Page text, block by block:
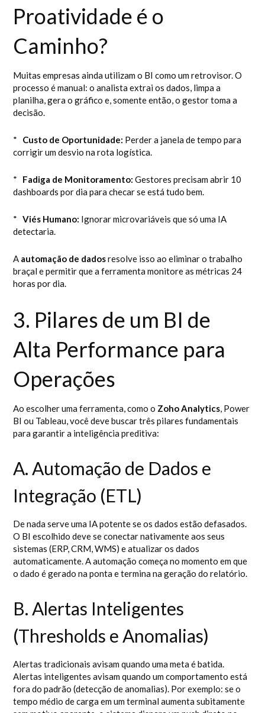
Proatividade é o
Caminho?
Muitas empresas ainda utilizam o BI como um retrovisor. O
processo é manual: o analista extrai os dados, limpa a
planilha, gera o gráfico e, somente então, o gestor toma a
decisão.
* Custo de Oportunidade: Perder a janela de tempo para
corrigir um desvio na rota logística.
* Fadiga de Monitoramento: Gestores precisam abrir 10
dashboards por dia para checar se está tudo bem.
*Viés Humano: Ignorar microvariáveis que só uma IA
detectaria.
A automação de dadosresolve isso ao eliminar o trabalho
braçal e permitir que a ferramenta monitore as métricas 24
horas por dia.
3. Pilares de um BI de
Alta Performance para
Operações
Ao escolher uma ferramenta, como o Zoho Analytics, Power
BI ou Tableau, você deve buscar três pilares fundamentais
para garantir a inteligência preditiva:
A. Automação de Dados e
Integração (ETL)
De nada serve uma IA potente se os dados estão defasados.
O BI escolhido deve se conectar nativamente aos seus
sistemas (ERP, CRM, WMS) e atualizar os dados
automaticamente. A automação começa no momento em que
o dado é gerado na ponta e termina na geração do relatório.
B. Alertas Inteligentes
(Thresholds e Anomalias)
Alertas tradicionais avisam quando uma meta é batida.
Alertas inteligentes avisam quando um comportamento está
fora do padrão (detecção de anomalias). Por exemplo: se o
tempo médio de carga em um terminal aumenta subitamente